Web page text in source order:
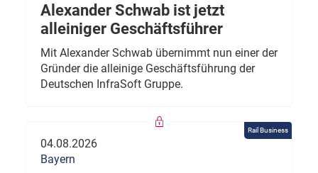
Alexander Schwab ist jetzt
alleiniger Geschäftsführer
Mit Alexander Schwab übernimmt nun einer der
Gründer die alleinige Geschäftsführung der
Deutschen InfraSoft Gruppe.
Rail Business
04.08.2026
Bayern